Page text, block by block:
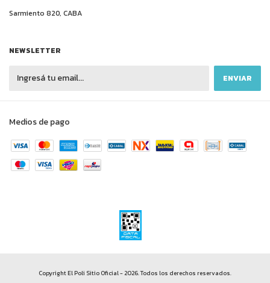
Sarmiento 820, CABA
NEWSLETTER
Medios de pago
Copyright El Poli Sitio Oficial - 2026. Todos los derechos reservados.